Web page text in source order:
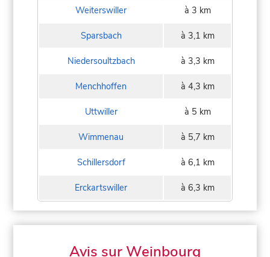
Weiterswiller à 3 km
Sparsbach à 3,1 km
Niedersoultzbach à 3,3 km
Menchhoffen à 4,3 km
Uttwiller à 5 km
Wimmenau à 5,7 km
Schillersdorf à 6,1 km
Erckartswiller à 6,3 km
Avis sur Weinbourg